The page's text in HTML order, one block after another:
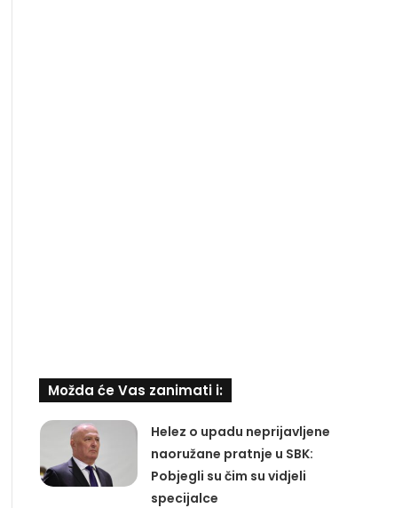
Možda će Vas zanimati i:
Helez o upadu neprijavljene
naoružane pratnje u SBK:
Pobjegli su čim su vidjeli
specijalce